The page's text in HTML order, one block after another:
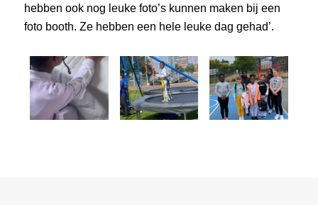
hebben ook nog leuke foto’s kunnen maken bij een
foto booth. Ze hebben een hele leuke dag gehad’.